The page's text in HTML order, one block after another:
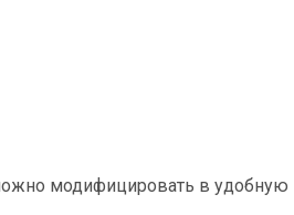
модифицировать в удобную